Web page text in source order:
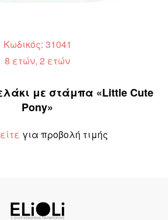
Κωδικός: 31041
8 ετών, 2 ετών
με στάμπα «Little Cute
Pony»
για προβολή τιμής